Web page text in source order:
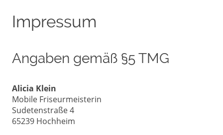
Impressum
Angaben gemäß §5 TMG
Alicia Klein
Mobile Friseurmeisterin
Sudetenstraße 4
65239 Hochheim